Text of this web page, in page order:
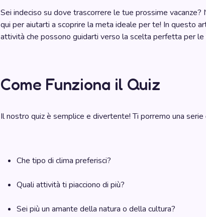
Sei indeciso su dove trascorrere le tue prossime
qui per aiutarti a scoprire la meta ideale per te! In questo
attività che possono guidarti verso la scelta perfetta per le
Come Funziona il Quiz
Il nostro quiz è semplice e divertente! Ti porremo una
Che tipo di clima preferisci?
Quali attività ti piacciono di più?
Sei più un amante della natura o della cultura?